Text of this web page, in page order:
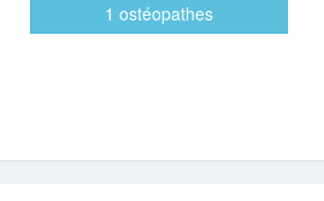
1 ostéopathes